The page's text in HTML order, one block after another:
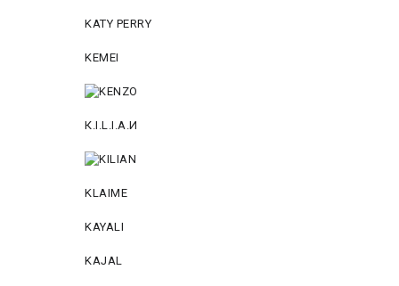
KATY PERRY
KEMEI
К.I.L.I.А.И
KLAIME
KAYALI
KAJAL